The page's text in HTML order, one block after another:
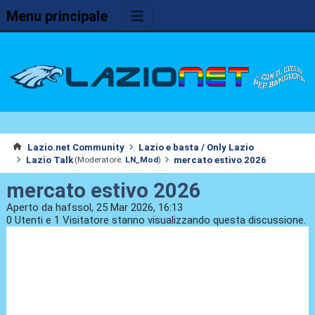
Menu principale
Lazio.net Community
Lazio e basta / Only Lazio
Lazio Talk (Moderatore: LN_Mod) mercato estivo 2026
mercato estivo 2026
Aperto da hafssol, 25 Mar 2026, 16:13
0 Utenti e 1 Visitatore stanno visualizzando questa discussione.